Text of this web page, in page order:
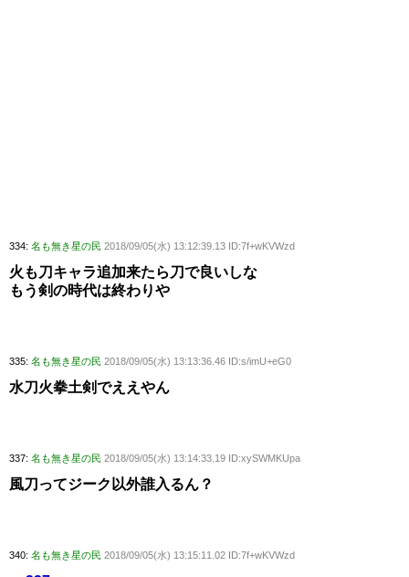
334: 名も無き星の民 2018/09/05(水) 13:12:39.13 ID:7f+wKVWzd
火も刀キャラ追加来たら刀で良いしな
もう剣の時代は終わりや
335: 名も無き星の民 2018/09/05(水) 13:13:36.46 ID:s/imU+eG0
水刀火拳土剣でええやん
337: 名も無き星の民 2018/09/05(水) 13:14:33.19 ID:xySWMKUpa
風刀ってジーク以外誰入るん？
340: 名も無き星の民 2018/09/05(水) 13:15:11.02 ID:7f+wKVWzd